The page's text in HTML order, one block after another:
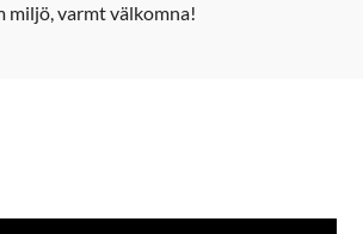
miljö, varmt välkomna!